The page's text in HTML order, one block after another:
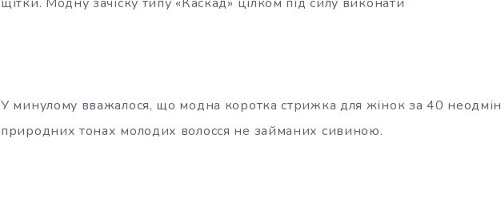
У минулому вважалося, що модна коротка стрижка для жінок за 40
природних тонах молодих волосся не займаних сивиною.